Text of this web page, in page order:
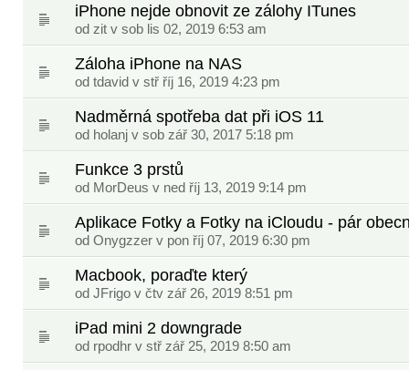
iPhone nejde obnovit ze zálohy ITunes
od zit v sob lis 02, 2019 6:53 am
Záloha iPhone na NAS
od tdavid v stř říj 16, 2019 4:23 pm
Nadměrná spotřeba dat při iOS 11
od holanj v sob zář 30, 2017 5:18 pm
Funkce 3 prstů
od MorDeus v ned říj 13, 2019 9:14 pm
Aplikace Fotky a Fotky na iCloudu - pár
od Onygzzer v pon říj 07, 2019 6:30 pm
Macbook, poraďte který
od JFrigo v čtv zář 26, 2019 8:51 pm
iPad mini 2 downgrade
od rpodhr v stř zář 25, 2019 8:50 am